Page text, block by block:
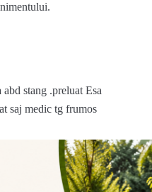
stang .preluat Esa
saj medic tg frumos